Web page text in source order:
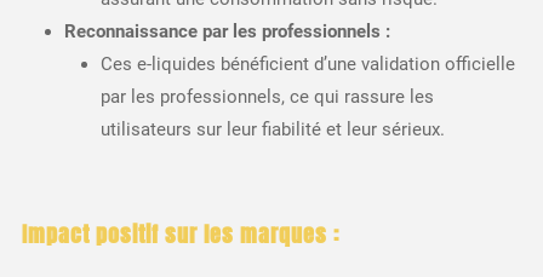
Reconnaissance par les professionnels :
Ces e-liquides bénéficient d’une validation officielle
par les professionnels, ce qui rassure les
utilisateurs sur leur fiabilité et leur sérieux.
Impact positif sur les marques :